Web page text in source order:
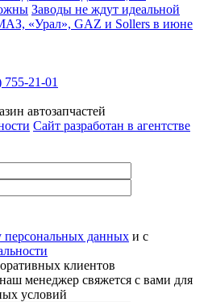
Заводы не ждут идеальной
«Урал», GAZ и Sollers в июне
755-21-01
автозапчастей
Сайт разработан в агентстве
персональных данных и с
клиентов
менеджер свяжется с вами для
условий